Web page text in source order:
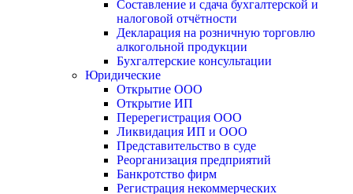
Составление и сдача бухгалтерской и
налоговой отчётности
Декларация на розничную торговлю
алкогольной продукции
Бухгалтерские консультации
Юридические
Открытие ООО
Открытие ИП
Перерегистрация ООО
Ликвидация ИП и ООО
Представительство в суде
Реорганизация предприятий
Банкротство фирм
Регистрация некоммерческих